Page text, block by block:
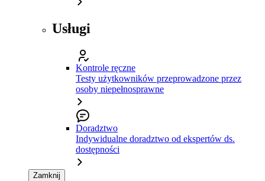
Usługi
Kontrole ręczne
Testy użytkowników przeprowadzone przez
osoby niepełnosprawne
Doradztwo
Indywidualne doradztwo od ekspertów ds.
dostępności
Zamknij